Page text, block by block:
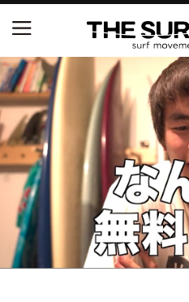
NSAと茅ヶ崎市が包括
協定は全国初、サーフ
【五十嵐カノア独占イ
ックとの豪華プライベー
S.ONE ショート＆ロン
橋みなと）
ニュース